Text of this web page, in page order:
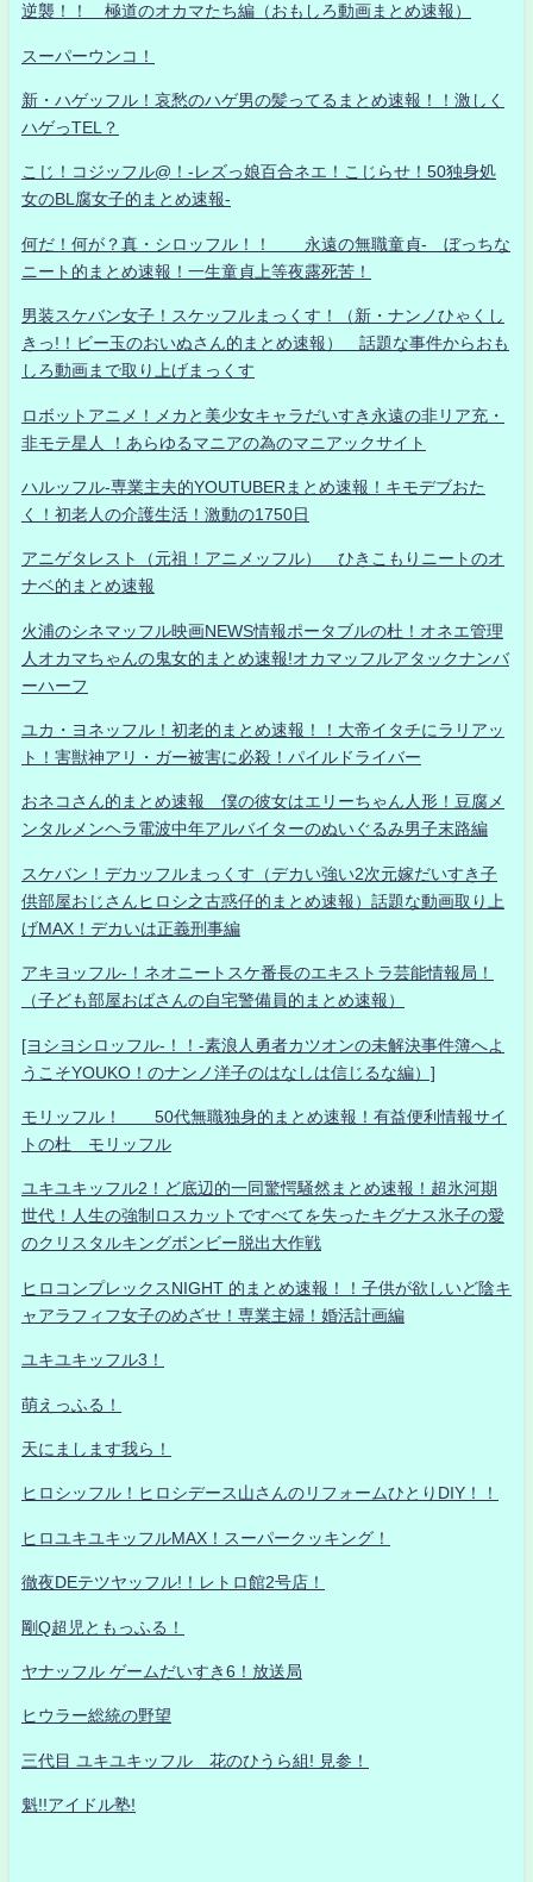
逆襲！！ 極道のオカマたち編（おもしろ動画まとめ速報）
スーパーウンコ！
新・ハゲッフル！哀愁のハゲ男の髪ってるまとめ速報！！激しく
ハゲっTEL？
こじ！コジッフル@！-レズっ娘百合ネエ！こじらせ！50独身処
女のBL腐女子的まとめ速報-
何だ！何が？真・シロッフル！！ 永遠の無職童貞- ぼっちな
ニート的まとめ速報！一生童貞上等夜露死苦！
男装スケバン女子！スケッフルまっくす！（新・ナンノひゃくし
きっ!！ビー玉のおいぬさん的まとめ速報） 話題な事件からおも
しろ動画まで取り上げまっくす
ロボットアニメ！メカと美少女キャラだいすき永遠の非リア充・
非モテ星人 ！あらゆるマニアの為のマニアックサイト
ハルッフル-専業主夫的YOUTUBERまとめ速報！キモデブおた
く！初老人の介護生活！激動の1750日
アニゲタレスト（元祖！アニメッフル） ひきこもりニートのオ
ナベ的まとめ速報
火浦のシネマッフル映画NEWS情報ポータブルの杜！オネエ管理
人オカマちゃんの鬼女的まとめ速報!オカマッフルアタックナンバ
ーハーフ
ユカ・ヨネッフル！初老的まとめ速報！！大帝イタチにラリアッ
ト！害獣神アリ・ガー被害に必殺！パイルドライバー
おネコさん的まとめ速報 僕の彼女はエリーちゃん人形！豆腐メ
ンタルメンヘラ電波中年アルバイターのぬいぐるみ男子末路編
スケバン！デカッフルまっくす（デカい強い2次元嫁だいすき子
供部屋おじさんヒロシ之古惑仔的まとめ速報）話題な動画取り上
げMAX！デカいは正義刑事編
アキヨッフル-！ネオニートスケ番長のエキストラ芸能情報局！
（子ども部屋おばさんの自宅警備員的まとめ速報）
[ヨシヨシロッフル-！！-素浪人勇者カツオンの未解決事件簿へよ
うこそYOUKO！のナンノ洋子のはなしは信じるな編）]
モリッフル！ 50代無職独身的まとめ速報！有益便利情報サイ
トの杜 モリッフル
ユキユキッフル2！ど底辺的一同驚愕騒然まとめ速報！超氷河期
世代！人生の強制ロスカットですべてを失ったキグナス氷子の愛
のクリスタルキングボンビー脱出大作戦
ヒロコンプレックスNIGHT 的まとめ速報！！子供が欲しいど陰キ
ャアラフィフ女子のめざせ！専業主婦！婚活計画編
ユキユキッフル3！
萌えっふる！
天にまします我ら！
ヒロシッフル！ヒロシデース山さんのリフォームひとりDIY！！
ヒロユキユキッフルMAX！スーパークッキング！
徹夜DEテツヤッフル!！レトロ館2号店！
剛Q超児ともっふる！
ヤナッフル ゲームだいすき6！放送局
ヒウラー総統の野望
三代目 ユキユキッフル 花のひうら組! 見参！
魁!!アイドル塾!